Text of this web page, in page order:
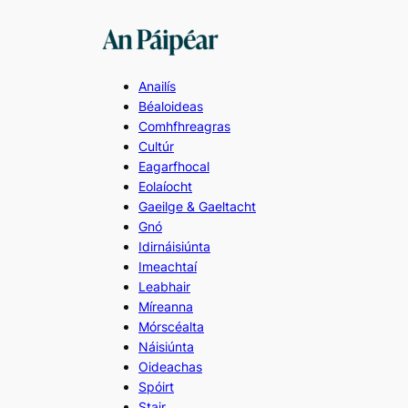
Anailís
Béaloideas
Comhfhreagras
Cultúr
Eagarfhocal
Eolaíocht
Gaeilge & Gaeltacht
Gnó
Idirnáisiúnta
Imeachtaí
Leabhair
Míreanna
Mórscéalta
Náisiúnta
Oideachas
Spóirt